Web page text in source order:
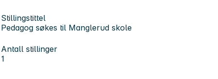
Stillingstittel
Pedagog søkes til Manglerud skole
Antall stillinger
1